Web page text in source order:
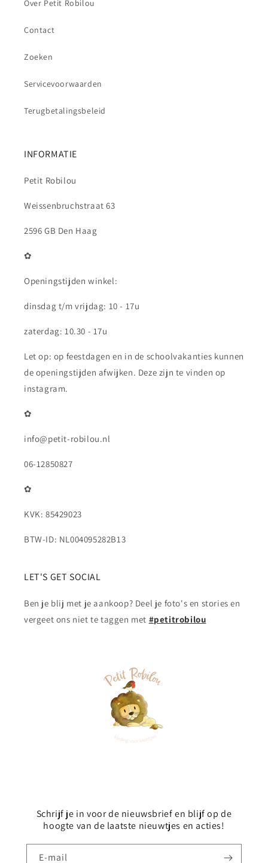
Over Petit Robilou
Contact
Zoeken
Servicevoorwaarden
Terugbetalingsbeleid
INFORMATIE
Petit Robilou
Weissenbruchstraat 63
2596 GB Den Haag
✿
Openingstijden winkel:
dinsdag t/m vrijdag: 10 - 17u
zaterdag: 10.30 - 17u
Let op: op feestdagen en in de schoolvakanties kunnen
de openingstijden afwijken. Deze zijn te vinden op
instagram.
✿
info@petit-robilou.nl
06-12850827
✿
KVK: 85429023
BTW-ID: NL004095282B13
LET'S GET SOCIAL
Ben je blij met je aankoop? Deel je foto's en stories en
vergeet ons niet te taggen met #petitrobilou
Schrijf je in voor de nieuwsbrief en blijf op de
hoogte van de laatste nieuwtjes en acties!
E‑mail